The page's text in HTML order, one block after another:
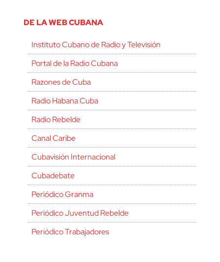
DE LA WEB CUBANA
Instituto Cubano de Radio y Televisión
Portal de la Radio Cubana
Razones de Cuba
Radio Habana Cuba
Radio Rebelde
Canal Caribe
Cubavisión Internacional
Cubadebate
Periódico Granma
Periódico Juventud Rebelde
Periódico Trabajadores